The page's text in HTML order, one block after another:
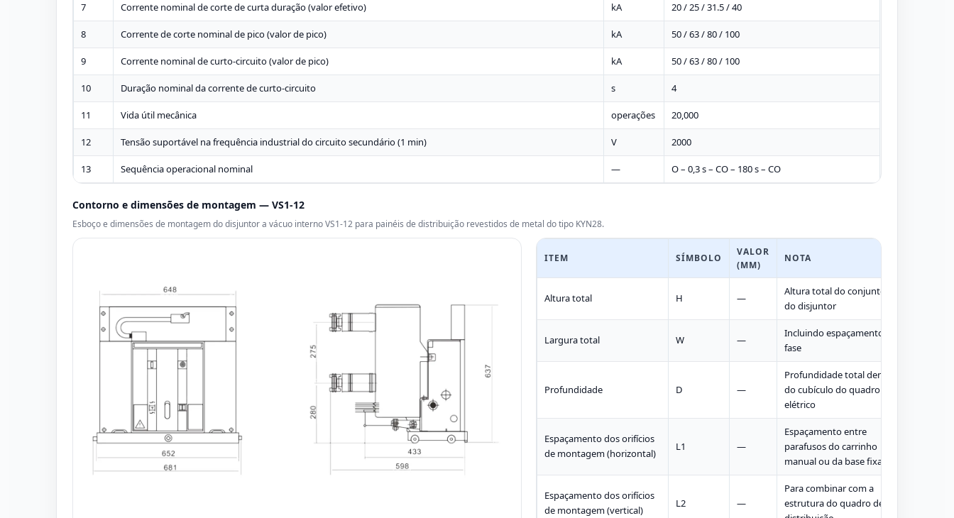
7 Corrente nominal de corte de curta duração (valor efetivo) kA 20 / 25 / 31.5 / 40
8 Corrente de corte nominal de pico (valor de pico) kA 50 / 63 / 80 / 100
9 Corrente nominal de curto-circuito (valor de pico) kA 50 / 63 / 80 / 100
10 Duração nominal da corrente de curto-circuito s 4
11 Vida útil mecânica operações 20,000
12 Tensão suportável na frequência industrial do circuito secundário (1 min) V 2000
13 Sequência operacional nominal — O – 0,3 s – CO – 180 s – CO
Contorno e dimensões de montagem — VS1-12
Esboço e dimensões de montagem do disjuntor a vácuo interno VS1-12 para painéis de distribuição revestidos de metal do tipo KYN28.
ITEM SÍMBOLO
VALOR
(MM)
NOTA
Altura total H —
Altura total do conjunto
do disjuntor
Largura total W —
Incluindo espaçamento de
fase
Profundidade D —
Profundidade total dentro
do cubículo do quadro
elétrico
Espaçamento dos orifícios
de montagem (horizontal)
L1 —
Espaçamento entre
parafusos do carrinho
manual ou da base fixa
Espaçamento dos orifícios
de montagem (vertical)
L2 —
Para combinar com a
estrutura do quadro de